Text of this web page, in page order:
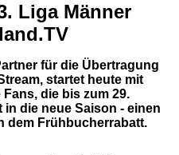
Liga Männer
für die Übertragung
startet heute mit
die bis zum 29.
die neue Saison - einen
dem Frühbucherrabatt.